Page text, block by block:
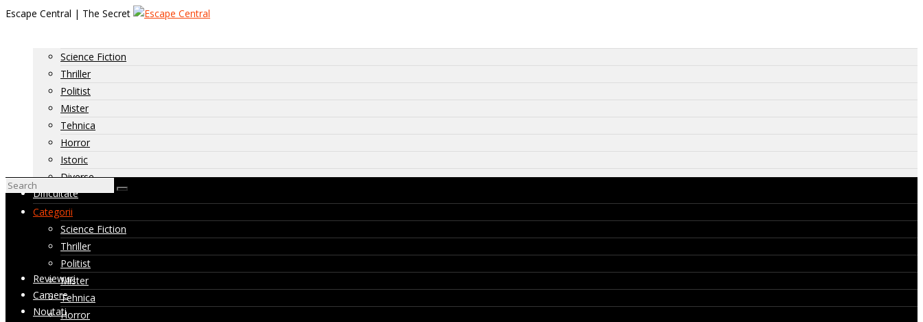
Escape Central | The Secret
Science Fiction
Thriller
Politist
Mister
Tehnica
Horror
Istoric
Diverse
Dificultate
Dificultate: usoara
Dificultate: medie
Dificultate: ridicata
Camere nevizitate de noi
Reviewuri
Camere
Noutati
Categorii
Science Fiction
Thriller
Politist
Mister
Tehnica
Horror